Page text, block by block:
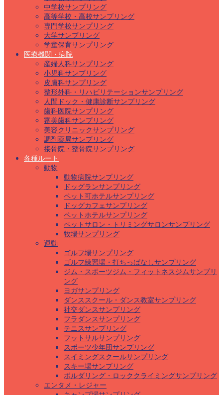
中学校サンプリング
高等学校・高校サンプリング
専門学校サンプリング
大学サンプリング
学童保育サンプリング
医療機関・病院
産婦人科サンプリング
小児科サンプリング
皮膚科サンプリング
整形外科・リハビリテーションサンプリング
人間ドック・健康診断サンプリング
歯科医院サンプリング
審美歯科サンプリング
美容クリニックサンプリング
調剤薬局サンプリング
接骨院・整骨院サンプリング
各種ルート
動物
動物病院サンプリング
ドッグランサンプリング
ペット可ホテルサンプリング
ドッグカフェサンプリング
ペットホテルサンプリング
ペットサロン・トリミングサロンサンプリング
牧場サンプリング
運動
ゴルフ場サンプリング
ゴルフ練習場・打ちっぱなしサンプリング
ジム・スポーツジム・フィットネスジムサンプリ
ング
ヨガサンプリング
ダンススクール・ダンス教室サンプリング
社交ダンスサンプリング
フラダンスサンプリング
テニスサンプリング
フットサルサンプリング
スポーツ少年団サンプリング
スイミングスクールサンプリング
スキー場サンプリング
ボルダリング・ロッククライミングサンプリング
エンタメ・レジャー